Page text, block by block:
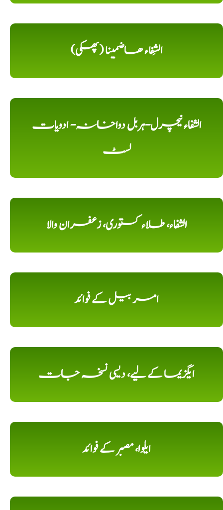
الشِفاء ھاضمینا (پھکی)
الشفاء نیچرل-ہربل دواخانہ- ادویات
لسٹ
الشفاء، طلاء کستوری، زعفران والا
امر بیل کے فوائد
ایگزیما کے لیے، دیسی نسخہ جات
ایلوا، مصبر کے فوائد